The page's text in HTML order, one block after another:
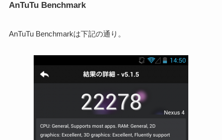
AnTuTu Benchmark
AnTuTu Benchmarkは下記の通り。